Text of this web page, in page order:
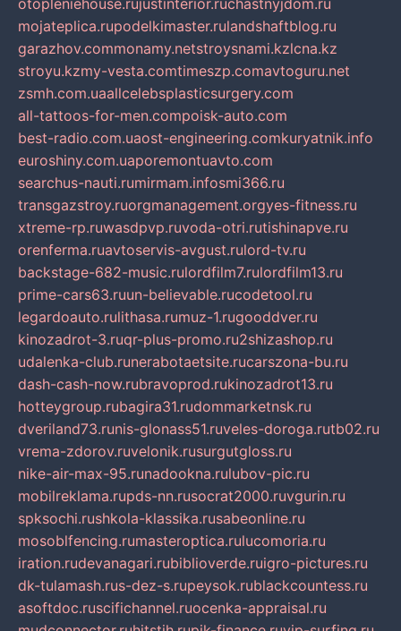
otopleniehouse.rujustinterior.ruchastnyjdom.ru
mojateplica.rupodelkimaster.rulandshaftblog.ru
garazhov.commonamy.netstroysnami.kzlcna.kz
stroyu.kzmy-vesta.comtimeszp.comavtoguru.net
zsmh.com.uaallcelebsplasticsurgery.com
all-tattoos-for-men.compoisk-auto.com
best-radio.com.uaost-engineering.comkuryatnik.info
euroshiny.com.uaporemontuavto.com
searchus-nauti.rumirmam.infosmi366.ru
transgazstroy.ruorgmanagement.orgyes-fitness.ru
xtreme-rp.ruwasdpvp.ruvoda-otri.rutishinapve.ru
orenferma.ruavtoservis-avgust.rulord-tv.ru
backstage-682-music.rulordfilm7.rulordfilm13.ru
prime-cars63.ruun-believable.rucodetool.ru
legardoauto.rulithasa.rumuz-1.rugooddver.ru
kinozadrot-3.ruqr-plus-promo.ru2shizashop.ru
udalenka-club.runerabotaetsite.rucarszona-bu.ru
dash-cash-now.rubravoprod.rukinozadrot13.ru
hotteygroup.rubagira31.rudommarketnsk.ru
dveriland73.runis-glonass51.ruveles-doroga.rutb02.ru
vrema-zdorov.ruvelonik.rusurgutgloss.ru
nike-air-max-95.runadookna.rulubov-pic.ru
mobilreklama.rupds-nn.rusocrat2000.ruvgurin.ru
spksochi.rushkola-klassika.rusabeonline.ru
mosoblfencing.rumasteroptica.rulucomoria.ru
iration.rudevanagari.rubiblioverde.ruigro-pictures.ru
dk-tulamash.rus-dez-s.rupeysok.rublackcountess.ru
asoftdoc.ruscifichannel.ruocenka-appraisal.ru